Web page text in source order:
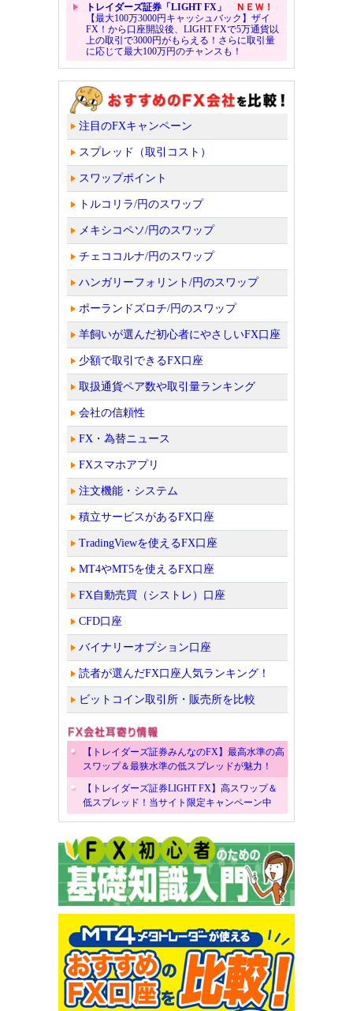
トレイダーズ証券「LIGHT FX」
ＮＥＷ！
【最大100万3000円キャッシュバック】ザイ
FX！から口座開設後、LIGHT FXで5万通貨以
上の取引で3000円がもらえる！さらに取引量
に応じて最大100万円のチャンスも！
注目のFXキャンペーン
スプレッド（取引コスト）
スワップポイント
トルコリラ/円のスワップ
メキシコペソ/円のスワップ
チェココルナ/円のスワップ
ハンガリーフォリント/円のスワップ
ポーランドズロチ/円のスワップ
羊飼いが選んだ初心者にやさしいFX口座
少額で取引できるFX口座
取扱通貨ペア数や取引量ランキング
会社の信頼性
FX・為替ニュース
FXスマホアプリ
注文機能・システム
積立サービスがあるFX口座
TradingViewを使えるFX口座
MT4やMT5を使えるFX口座
FX自動売買（シストレ）口座
CFD口座
バイナリーオプション口座
読者が選んだFX口座人気ランキング！
ビットコイン取引所・販売所を比較
【トレイダーズ証券みんなのFX】最高水準の高
スワップ＆最狭水準の低スプレッドが魅力！
【トレイダーズ証券LIGHT FX】高スワップ＆
低スプレッド！当サイト限定キャンペーン中